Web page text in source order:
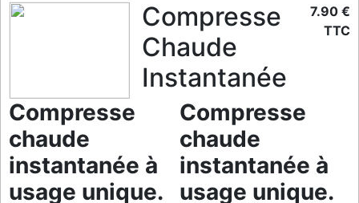
Compresse
Chaude
Instantanée
Compresse
chaude
instantanée à
usage unique.
Compresse
chaude
instantanée à
usage unique.
7.90 €
TTC